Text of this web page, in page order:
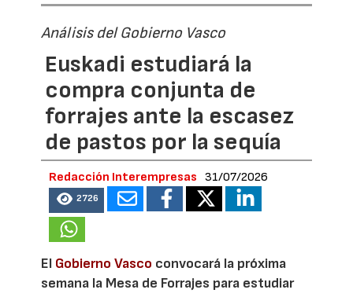
Análisis del Gobierno Vasco
Euskadi estudiará la
compra conjunta de
forrajes ante la escasez
de pastos por la sequía
Redacción Interempresas 31/07/2026
2726
El Gobierno Vasco convocará la próxima
semana la Mesa de Forrajes para estudiar